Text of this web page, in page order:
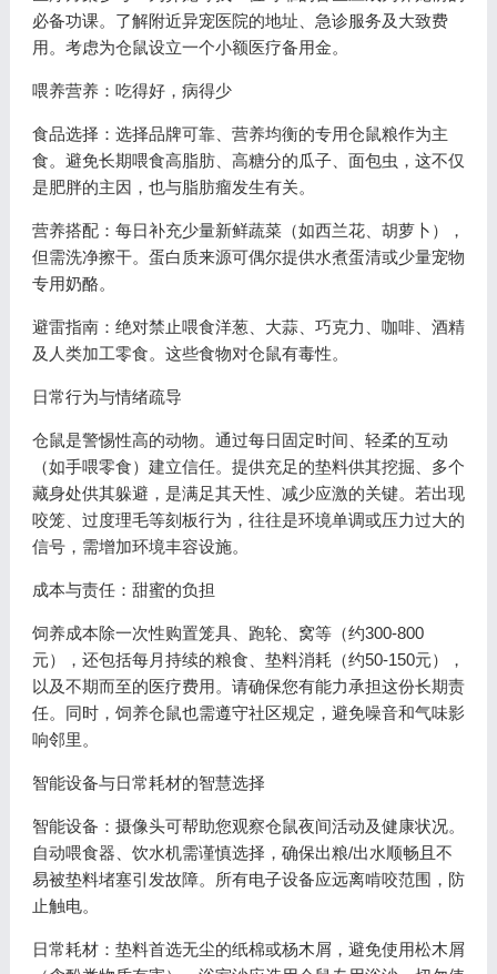
必备功课。了解附近异宠医院的地址、急诊服务及大致费
用。考虑为仓鼠设立一个小额医疗备用金。
喂养营养：吃得好，病得少
食品选择：选择品牌可靠、营养均衡的专用仓鼠粮作为主
食。避免长期喂食高脂肪、高糖分的瓜子、面包虫，这不仅
是肥胖的主因，也与脂肪瘤发生有关。
营养搭配：每日补充少量新鲜蔬菜（如西兰花、胡萝卜），
但需洗净擦干。蛋白质来源可偶尔提供水煮蛋清或少量宠物
专用奶酪。
避雷指南：绝对禁止喂食洋葱、大蒜、巧克力、咖啡、酒精
及人类加工零食。这些食物对仓鼠有毒性。
日常行为与情绪疏导
仓鼠是警惕性高的动物。通过每日固定时间、轻柔的互动
（如手喂零食）建立信任。提供充足的垫料供其挖掘、多个
藏身处供其躲避，是满足其天性、减少应激的关键。若出现
咬笼、过度理毛等刻板行为，往往是环境单调或压力过大的
信号，需增加环境丰容设施。
成本与责任：甜蜜的负担
饲养成本除一次性购置笼具、跑轮、窝等（约300-800
元），还包括每月持续的粮食、垫料消耗（约50-150元），
以及不期而至的医疗费用。请确保您有能力承担这份长期责
任。同时，饲养仓鼠也需遵守社区规定，避免噪音和气味影
响邻里。
智能设备与日常耗材的智慧选择
智能设备：摄像头可帮助您观察仓鼠夜间活动及健康状况。
自动喂食器、饮水机需谨慎选择，确保出粮/出水顺畅且不
易被垫料堵塞引发故障。所有电子设备应远离啃咬范围，防
止触电。
日常耗材：垫料首选无尘的纸棉或杨木屑，避免使用松木屑